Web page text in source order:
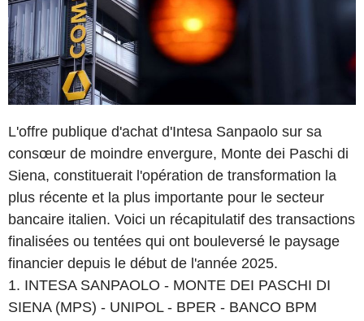
L'offre publique d'achat d'Intesa Sanpaolo sur sa
consœur de moindre envergure, Monte dei Paschi di
Siena, constituerait l'opération de transformation la
plus récente et la plus importante pour le secteur
bancaire italien. Voici un récapitulatif des transactions
finalisées ou tentées qui ont bouleversé le paysage
financier depuis le début de l'année 2025.
1. INTESA SANPAOLO - MONTE DEI PASCHI DI
SIENA (MPS) - UNIPOL - BPER - BANCO BPM